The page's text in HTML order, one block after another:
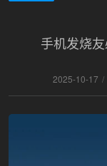
手机发烧
2025-10-17 /